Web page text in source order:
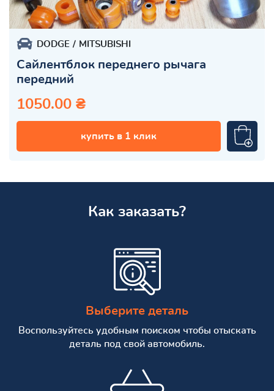
DODGE MITSUBISHI
Сайлентблок переднего рычага
передний
1050.00 ₴
купить в 1 клик
Как заказать?
Выберите деталь
Воспользуйтесь удобным поиском чтобы отыскать
деталь под свой автомобиль.